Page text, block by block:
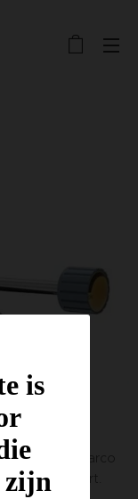
is
zijn
Calvin Demarco
work of art.